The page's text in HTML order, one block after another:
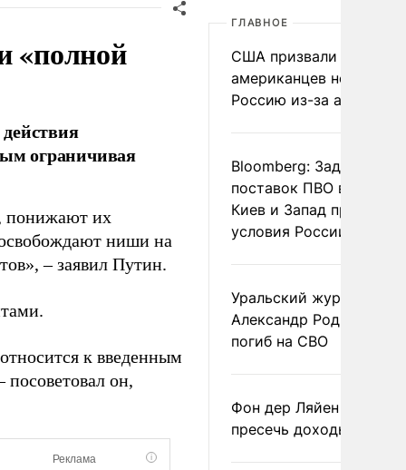
«полной
ограничивая
понижают их
освобождают ниши на
– заявил Путин.
к введенным
посоветовал он,
ГЛАВНОЕ
США призвали
американцев не
Россию из-за атак ВСУ
Bloomberg: Задержка
поставок ПВО вынудит
Киев и Запад принять
условия России
Уральский журналист
Александр Родионов
погиб на СВО
Фон дер Ляйен
пресечь доходы России